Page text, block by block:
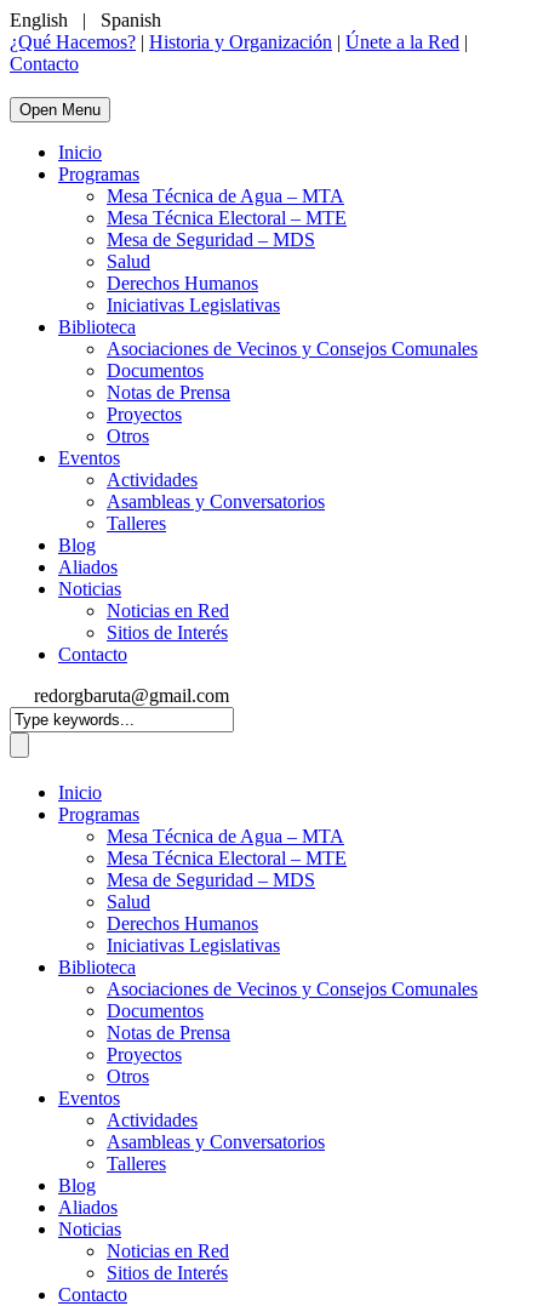
English |
Spanish
¿Qué Hacemos? | Historia y Organización | Únete a la Red |
Contacto
Open Menu
Inicio
Programas
Mesa Técnica de Agua – MTA
Mesa Técnica Electoral – MTE
Mesa de Seguridad – MDS
Salud
Derechos Humanos
Iniciativas Legislativas
Biblioteca
Asociaciones de Vecinos y Consejos Comunales
Documentos
Notas de Prensa
Proyectos
Otros
Eventos
Actividades
Asambleas y Conversatorios
Talleres
Blog
Aliados
Noticias
Noticias en Red
Sitios de Interés
Contacto
redorgbaruta@gmail.com
Inicio
Programas
Mesa Técnica de Agua – MTA
Mesa Técnica Electoral – MTE
Mesa de Seguridad – MDS
Salud
Derechos Humanos
Iniciativas Legislativas
Biblioteca
Asociaciones de Vecinos y Consejos Comunales
Documentos
Notas de Prensa
Proyectos
Otros
Eventos
Actividades
Asambleas y Conversatorios
Talleres
Blog
Aliados
Noticias
Noticias en Red
Sitios de Interés
Contacto